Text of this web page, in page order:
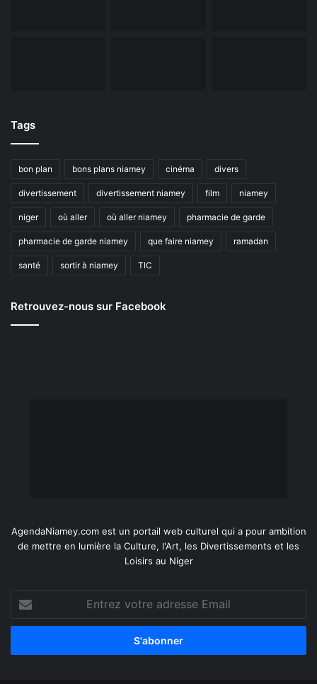
Tags
bon plan bons plans niamey cinéma divers
divertissement divertissement niamey film niamey
niger où aller où aller niamey pharmacie de garde
pharmacie de garde niamey que faire niamey ramadan
santé sortir à niamey TIC
Retrouvez-nous sur Facebook
AgendaNiamey.com est un portail web culturel qui a pour ambition
de mettre en lumière la Culture, l'Art, les Divertissements et les
Loisirs au Niger
votre
adresse